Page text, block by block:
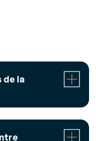
de la
la logistique